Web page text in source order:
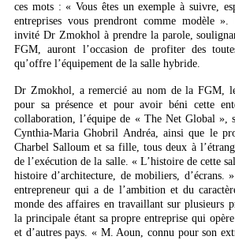
ces mots : « Vous êtes un exemple à suivre,
entreprises vous prendront comme modèle
invité Dr Zmokhol à prendre la parole,
FGM, auront l’occasion de profiter des
qu’offre l’équipement de la salle hybride.
Dr Zmokhol, a remercié au nom de la FGM,
pour sa présence et pour avoir béni cette
collaboration, l’équipe de « The Net Global »,
Cynthia-Maria Ghobril Andréa, ainsi que le
Charbel Salloum et sa fille, tous deux à
de l’exécution de la salle. « L’histoire de cette
histoire d’architecture, de mobiliers, d’écrans.
entrepreneur qui a de l’ambition et du
monde des affaires en travaillant sur plusieurs
la principale étant sa propre entreprise qui
et d’autres pays. « M. Aoun, connu pour son